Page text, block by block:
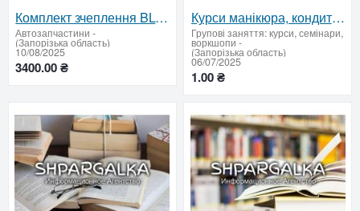
Комплект зчеплення BLUE PRINT – надійність, повна комплектація та ідеальна сумісність✅
Автозапчастини -
(Запорізька область)
10/08/2025
3400.00 ₴
Курси манікюра, кондитера, маляра, токаря, грумінг
Групові заняття: курси, семінари,
воркшопи -
(Запорізька область)
06/07/2025
1.00 ₴